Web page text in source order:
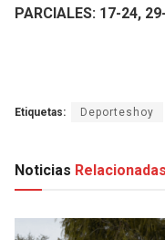
PARCIALES: 17-24,
Etiquetas: Deporteshoy
Noticias Relacionadas